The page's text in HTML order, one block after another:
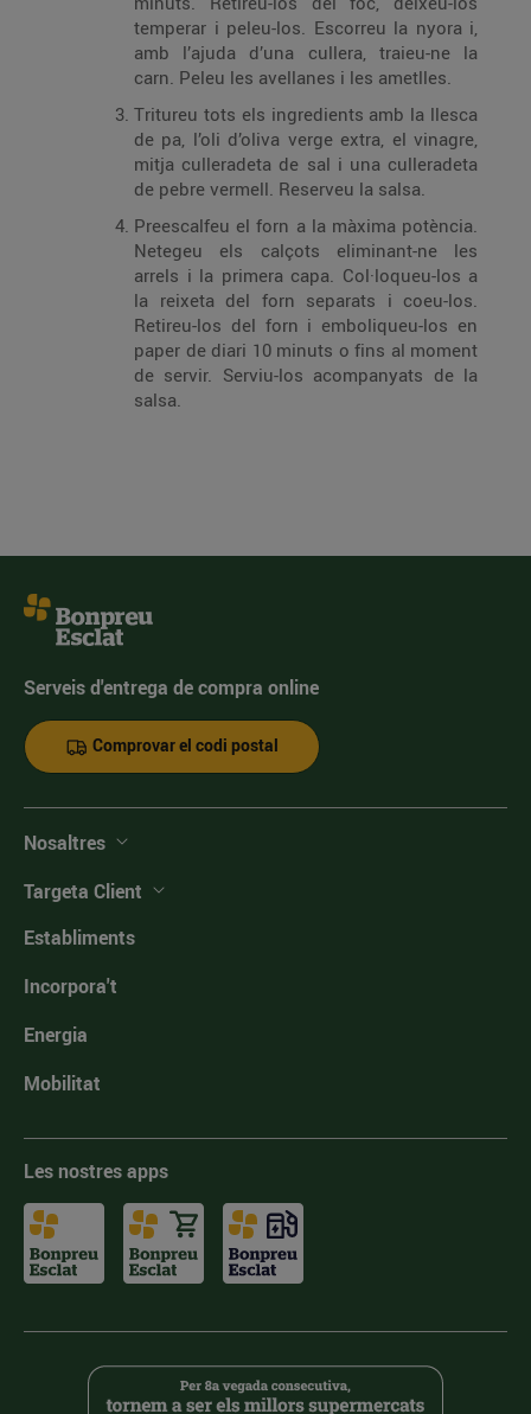
temperar i peleu-los. Escorreu la nyora i,
amb l’ajuda d’una cullera, traieu-ne la
carn. Peleu les avellanes i les ametlles.
Tritureu tots els ingredients amb la llesca
de pa, l’oli d’oliva verge extra, el vinagre,
mitja culleradeta de sal i una culleradeta
de pebre vermell. Reserveu la salsa.
Preescalfeu el forn a la màxima potència.
Netegeu els calçots eliminant-ne les
arrels i la primera capa. Col·loqueu-los a
la reixeta del forn separats i coeu-los.
Retireu-los del forn i emboliqueu-los en
paper de diari 10 minuts o fins al moment
de servir. Serviu-los acompanyats de la
salsa.
Serveis d'entrega de compra online
Comprovar el codi postal
Nosaltres
Targeta Client
Establiments
Incorpora't
Energia
Mobilitat
Les nostres apps